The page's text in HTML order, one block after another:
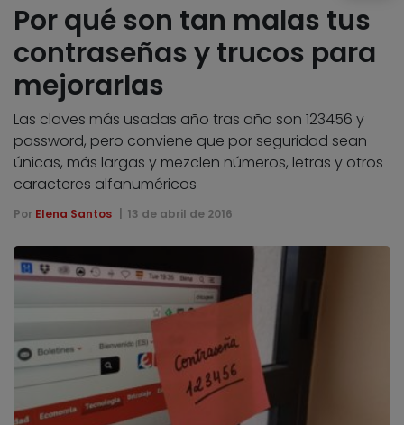
Por qué son tan malas tus
contraseñas y trucos para
mejorarlas
Las claves más usadas año tras año son 123456 y
password, pero conviene que por seguridad sean
únicas, más largas y mezclen números, letras y otros
caracteres alfanuméricos
Por Elena Santos 13 de abril de 2016